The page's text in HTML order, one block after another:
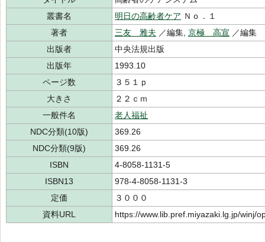
叢書名
明日の高齢者ケア Ｎｏ．１
著者
三友 雅夫 ／編集, 京極 高宣 ／編集
出版者
中央法規出版
出版年
1993.10
ページ数
３５１ｐ
大きさ
２２ｃｍ
一般件名
老人福祉
NDC分類(10版)
369.26
NDC分類(9版)
369.26
ISBN
4-8058-1131-5
ISBN13
978-4-8058-1131-3
定価
３０００
資料URL
https://www.lib.pref.miyazaki.lg.jp/winj/